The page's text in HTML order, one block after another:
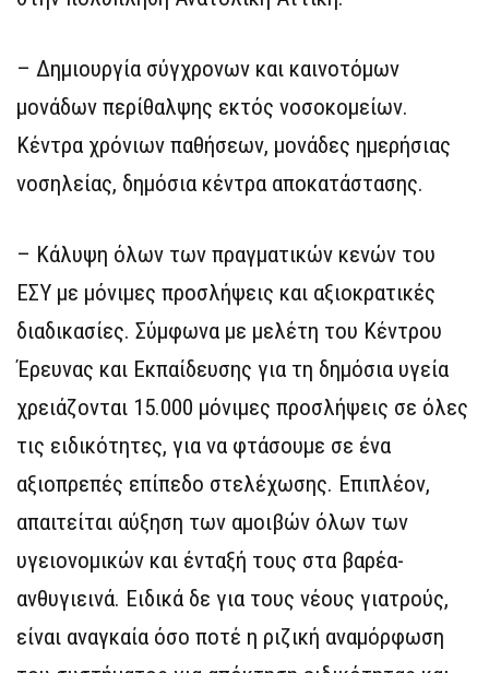
– Δημιουργία σύγχρονων και καινοτόμων
μονάδων περίθαλψης εκτός νοσοκομείων.
Κέντρα χρόνιων παθήσεων, μονάδες ημερήσιας
νοσηλείας, δημόσια κέντρα αποκατάστασης.
– Κάλυψη όλων των πραγματικών κενών του
ΕΣΥ με μόνιμες προσλήψεις και αξιοκρατικές
διαδικασίες. Σύμφωνα με μελέτη του Κέντρου
Έρευνας και Εκπαίδευσης για τη δημόσια υγεία
χρειάζονται 15.000 μόνιμες προσλήψεις σε όλες
τις ειδικότητες, για να φτάσουμε σε ένα
αξιοπρεπές επίπεδο στελέχωσης. Επιπλέον,
απαιτείται αύξηση των αμοιβών όλων των
υγειονομικών και ένταξή τους στα βαρέα-
ανθυγιεινά. Ειδικά δε για τους νέους γιατρούς,
είναι αναγκαία όσο ποτέ η ριζική αναμόρφωση